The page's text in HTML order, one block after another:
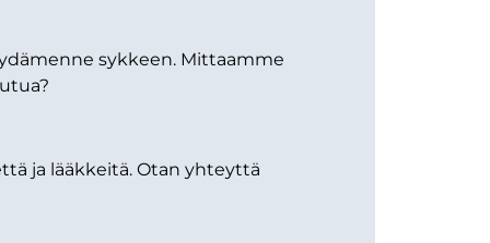
sykkeen. Mittaamme
ja lääkkeitä. Otan yhteyttä